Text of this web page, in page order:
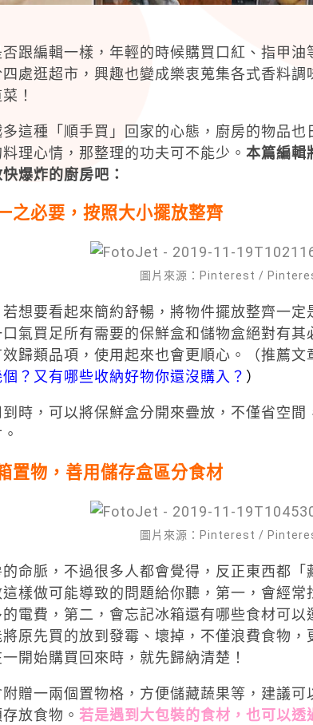
跟編輯一樣，年輕的時候購買口紅、指甲
處逛超市，興趣也變成樂衷蒐集各式香料
！
這種「順手買」回家的心態，廚房的物品
理心情，那整理的功夫可不能少。 本篇編輯
爆炸的廚房吧：
之必要，按照大小擺放整齊
圖片來源：Pinterest /
想要看起來簡約舒暢，將物件擺放整齊一
氣買足所有需要的保鮮盒和儲物盒絕對有
歸類品項，使用起來也會更順心。（推薦文
？又有哪些收納好物你還沒購入？ ）
時，可以將保鮮盒分開來疊放，不僅省空間
置物，善用儲存盒區分食材
圖片來源：Pinterest /
命脈，不過很多人都會覺得，反正東西都「
樣做可能導致的問題給你聽，第一，會經
電費，第二，會忘記冰箱還有哪些食材可
原先買的放到發霉、壞掉，不僅浪費食物
開始購買回來時，就先歸納清楚！
贈一兩個置物格，方便儲藏蔬果等，建議
放食物。 若是遇到大包裝的食材，也可以